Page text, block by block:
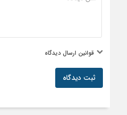
قوانین ارسال دیدگاه
ثبت دیدگاه